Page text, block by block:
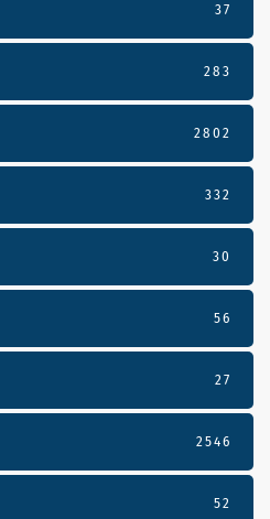
37
283
2802
332
30
56
27
2546
52